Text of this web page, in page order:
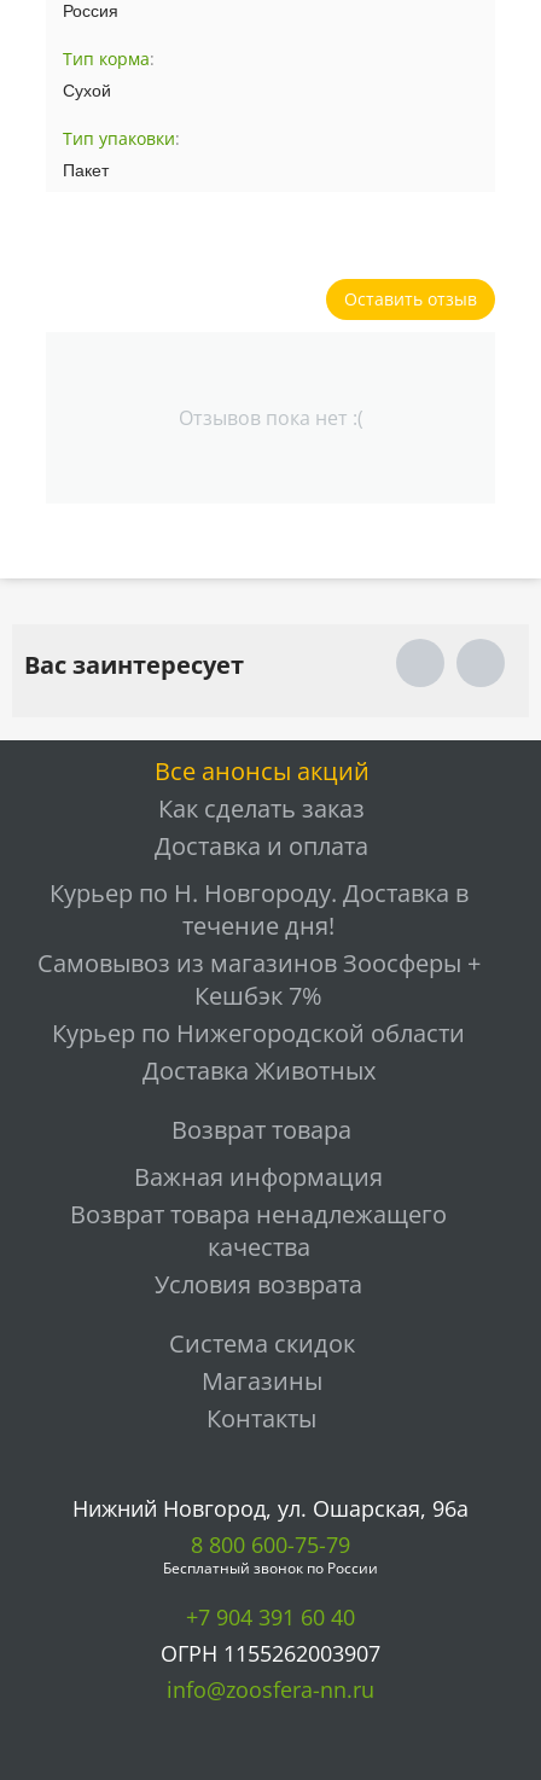
Россия
Тип корма:
Сухой
Тип упаковки:
Пакет
Оставить отзыв
Отзывов пока нет :(
Вас заинтересует
Все анонсы акций
Как сделать заказ
Доставка и оплата
Курьер по Н. Новгороду. Доставка в
течение дня!
Самовывоз из магазинов Зоосферы +
Кешбэк 7%
Курьер по Нижегородской области
Доставка Животных
Возврат товара
Важная информация
Возврат товара ненадлежащего
качества
Условия возврата
Система скидок
Магазины
Контакты
Нижний Новгород, ул. Ошарская, 96а
8 800 600-75-79
Бесплатный звонок по России
+7 904 391 60 40
ОГРН 1155262003907
info@zoosfera-nn.ru